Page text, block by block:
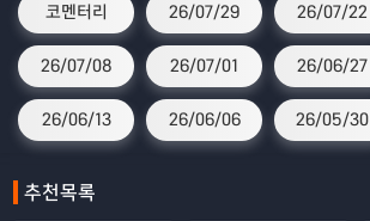
코멘터리 26/07/29 26/07/22
26/07/08 26/07/01 26/06/27
26/06/13 26/06/06 26/05/30
추천목록